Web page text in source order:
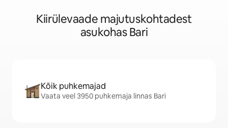
Kiirülevaade majutuskohtadest
asukohas Bari
Kõik puhkemajad
Vaata veel 3950 puhkemaja linnas Bari